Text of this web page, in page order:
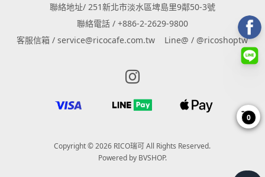
聯絡地址/ 251新北市淡水區埤島里9鄰50-3號
聯絡電話 / +886-2-2629-9800
客服信箱 / service@ricocafe.com.tw
Line@ / @ricoshoptw
Instagram page
Copyright © 2026 RICO瑞可 All Rights Reserved.
Powered by BVSHOP.
0